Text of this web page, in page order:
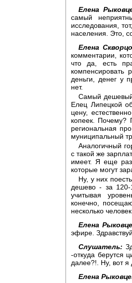
Елена
самый
исследования,
населения. Это,
Елена
комментарии,
что да, есть
деньги, денег у
нет.
Самый дешевый
Елец Липецкой
цену,
копеек. Почему?
региональная
муниципальный
Аналогичный
с такой же
имеет. Я еще
которые могут
Ну, у них
дешево - за
учитывая
конечно,
несколько
Елена
эфире.
Слушатель:
-откуда берутся
далее?!. Ну, вот я
Елена